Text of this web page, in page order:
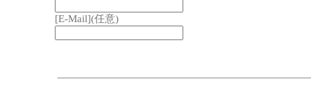
[E-Mail](任意)